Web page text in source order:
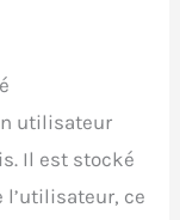
utilisateur
Il est stocké
l’utilisateur, ce